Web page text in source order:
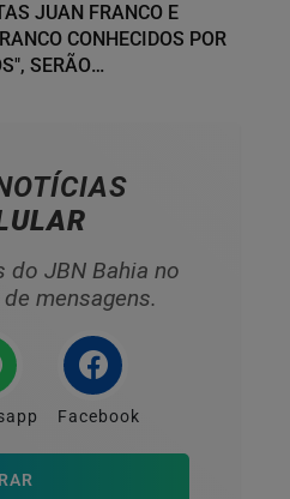
JUAN FRANCO E
CONHECIDOS POR
SERÃO
do JBN Bahia no
mensagens.
Facebook